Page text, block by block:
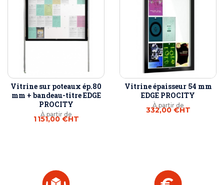
Vitrine sur poteaux ép.80
mm + bandeau-titre EDGE
PROCITY
À partir de
1 151,00 €HT
Vitrine épaisseur 54 mm
EDGE PROCITY
À partir de
332,00 €HT